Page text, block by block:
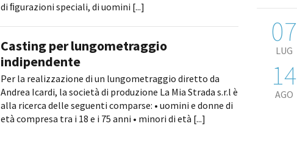
di ﬁgurazioni speciali, di uomini [...]
Casting per lungometraggio
indipendente
Per la realizzazione di un lungometraggio diretto da
Andrea Icardi, la società di produzione La Mia Strada s.r.l è
alla ricerca delle seguenti comparse: • uomini e donne di
età compresa tra i 18 e i 75 anni • minori di età [...]
07
LUG
14
AGO